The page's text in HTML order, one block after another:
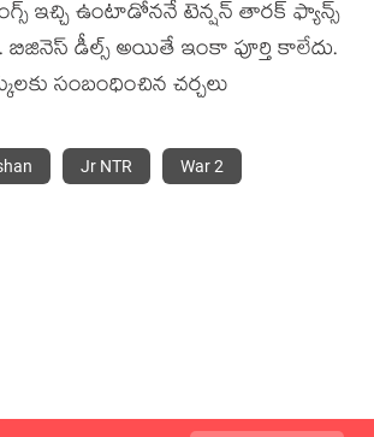
ఇచ్చి ఉంటాడోననే టెన్షన్ తారక్ ఫ్యాన్స్
బిజినెస్ డీల్స్ అయితే ఇంకా పూర్తి కాలేదు.
సంబంధించిన చర్చలు
Jr NTR War 2